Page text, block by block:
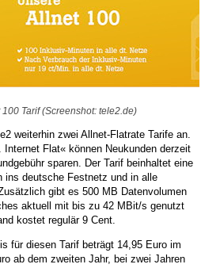
100 Tarif (Screenshot: tele2.de)
weiterhin zwei Allnet-Flatrate Tarife an.
Flat« können Neukunden derzeit
sparen. Der Tarif beinhaltet eine
ins deutsche Festnetz und in alle
gibt es 500 MB Datenvolumen
aktuell mit bis zu 42 MBit/s genutzt
kostet regulär 9 Cent.
für diesen Tarif beträgt 14,95 Euro im
ab dem zweiten Jahr, bei zwei Jahren